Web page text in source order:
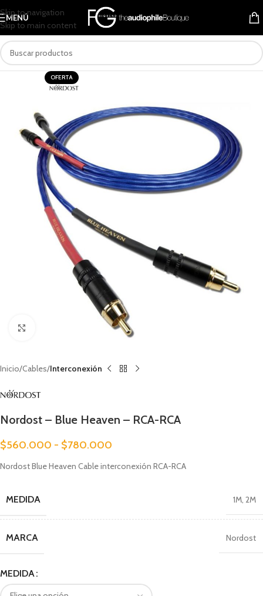
Skip to navigation
Skip to main content
MENÚ
OFERTA
Inicio Cables Interconexión
Nordost – Blue Heaven – RCA-RCA
$560.000 - $780.000
Nordost Blue Heaven Cable interconexión RCA-RCA
MEDIDA 1M 2M
MARCA Nordost
MEDIDA